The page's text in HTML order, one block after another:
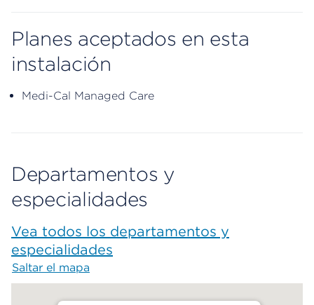
Planes aceptados en esta
instalación
Medi-Cal Managed Care
Departamentos y
especialidades
Vea todos los departamentos y
especialidades
Saltar el mapa